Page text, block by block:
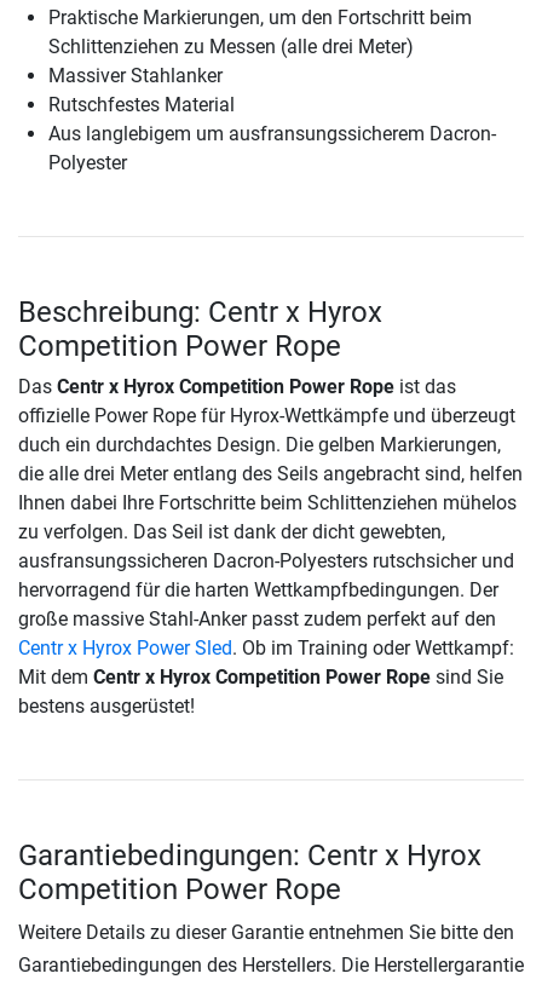
Praktische Markierungen, um den Fortschritt beim
Schlittenziehen zu Messen (alle drei Meter)
Massiver Stahlanker
Rutschfestes Material
Aus langlebigem um ausfransungssicherem Dacron-
Polyester
Beschreibung: Centr x Hyrox
Competition Power Rope
Das Centr x Hyrox Competition Power Rope ist das
offizielle Power Rope für Hyrox-Wettkämpfe und überzeugt
duch ein durchdachtes Design. Die gelben Markierungen,
die alle drei Meter entlang des Seils angebracht sind, helfen
Ihnen dabei Ihre Fortschritte beim Schlittenziehen mühelos
zu verfolgen. Das Seil ist dank der dicht gewebten,
ausfransungssicheren Dacron-Polyesters rutschsicher und
hervorragend für die harten Wettkampfbedingungen. Der
große massive Stahl-Anker passt zudem perfekt auf den
Centr x Hyrox Power Sled. Ob im Training oder Wettkampf:
Mit dem Centr x Hyrox Competition Power Rope sind Sie
bestens ausgerüstet!
Garantiebedingungen: Centr x Hyrox
Competition Power Rope
Weitere Details zu dieser Garantie entnehmen Sie bitte den
Garantiebedingungen des Herstellers. Die Herstellergarantie